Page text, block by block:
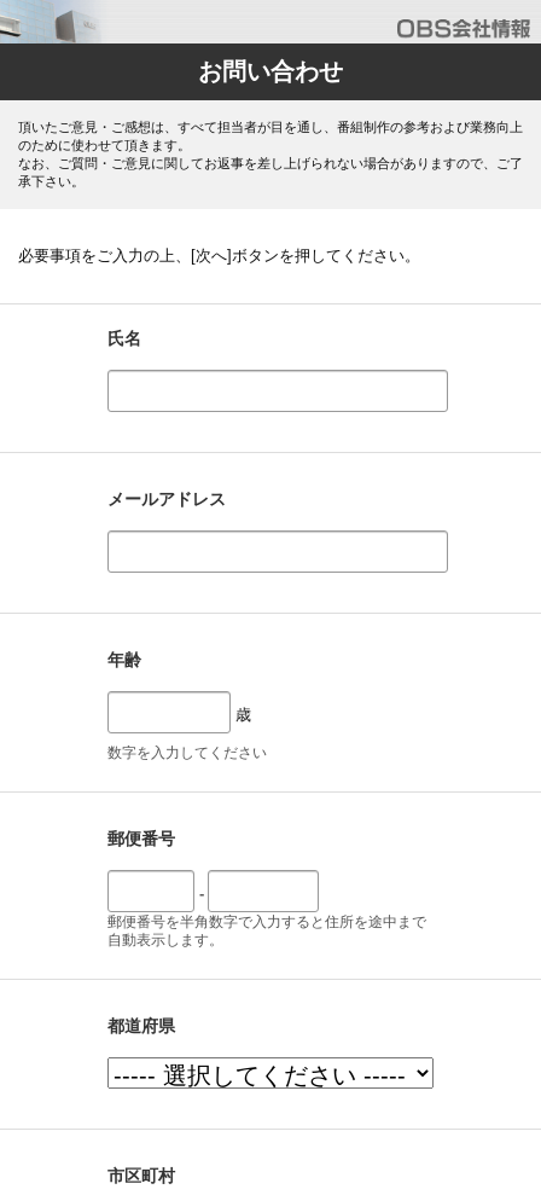
お問い合わせ
頂いたご意見・ご感想は、すべて担当者が目を通し、番組制作の参考および業務向上
のために使わせて頂きます。
なお、ご質問・ご意見に関してお返事を差し上げられない場合がありますので、ご了
承下さい。
必要事項をご入力の上、[次へ]ボタンを押してください。
氏名
メールアドレス
年齢
歳
数字を入力してください
郵便番号
-
郵便番号を半角数字で入力すると住所を途中まで
自動表示します。
都道府県
市区町村